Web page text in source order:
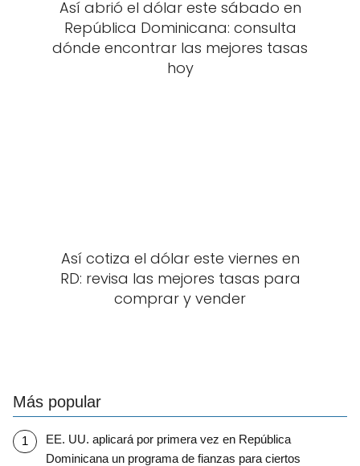
Así abrió el dólar este sábado en
República Dominicana: consulta
dónde encontrar las mejores tasas
hoy
Así cotiza el dólar este viernes en
RD: revisa las mejores tasas para
comprar y vender
Más popular
EE. UU. aplicará por primera vez en República
Dominicana un programa de fianzas para ciertos